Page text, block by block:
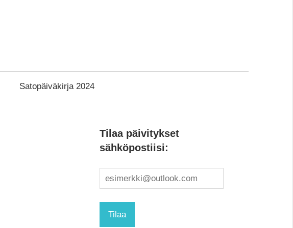
Satopäiväkirja 2024
Tilaa päivitykset
sähköpostiisi: